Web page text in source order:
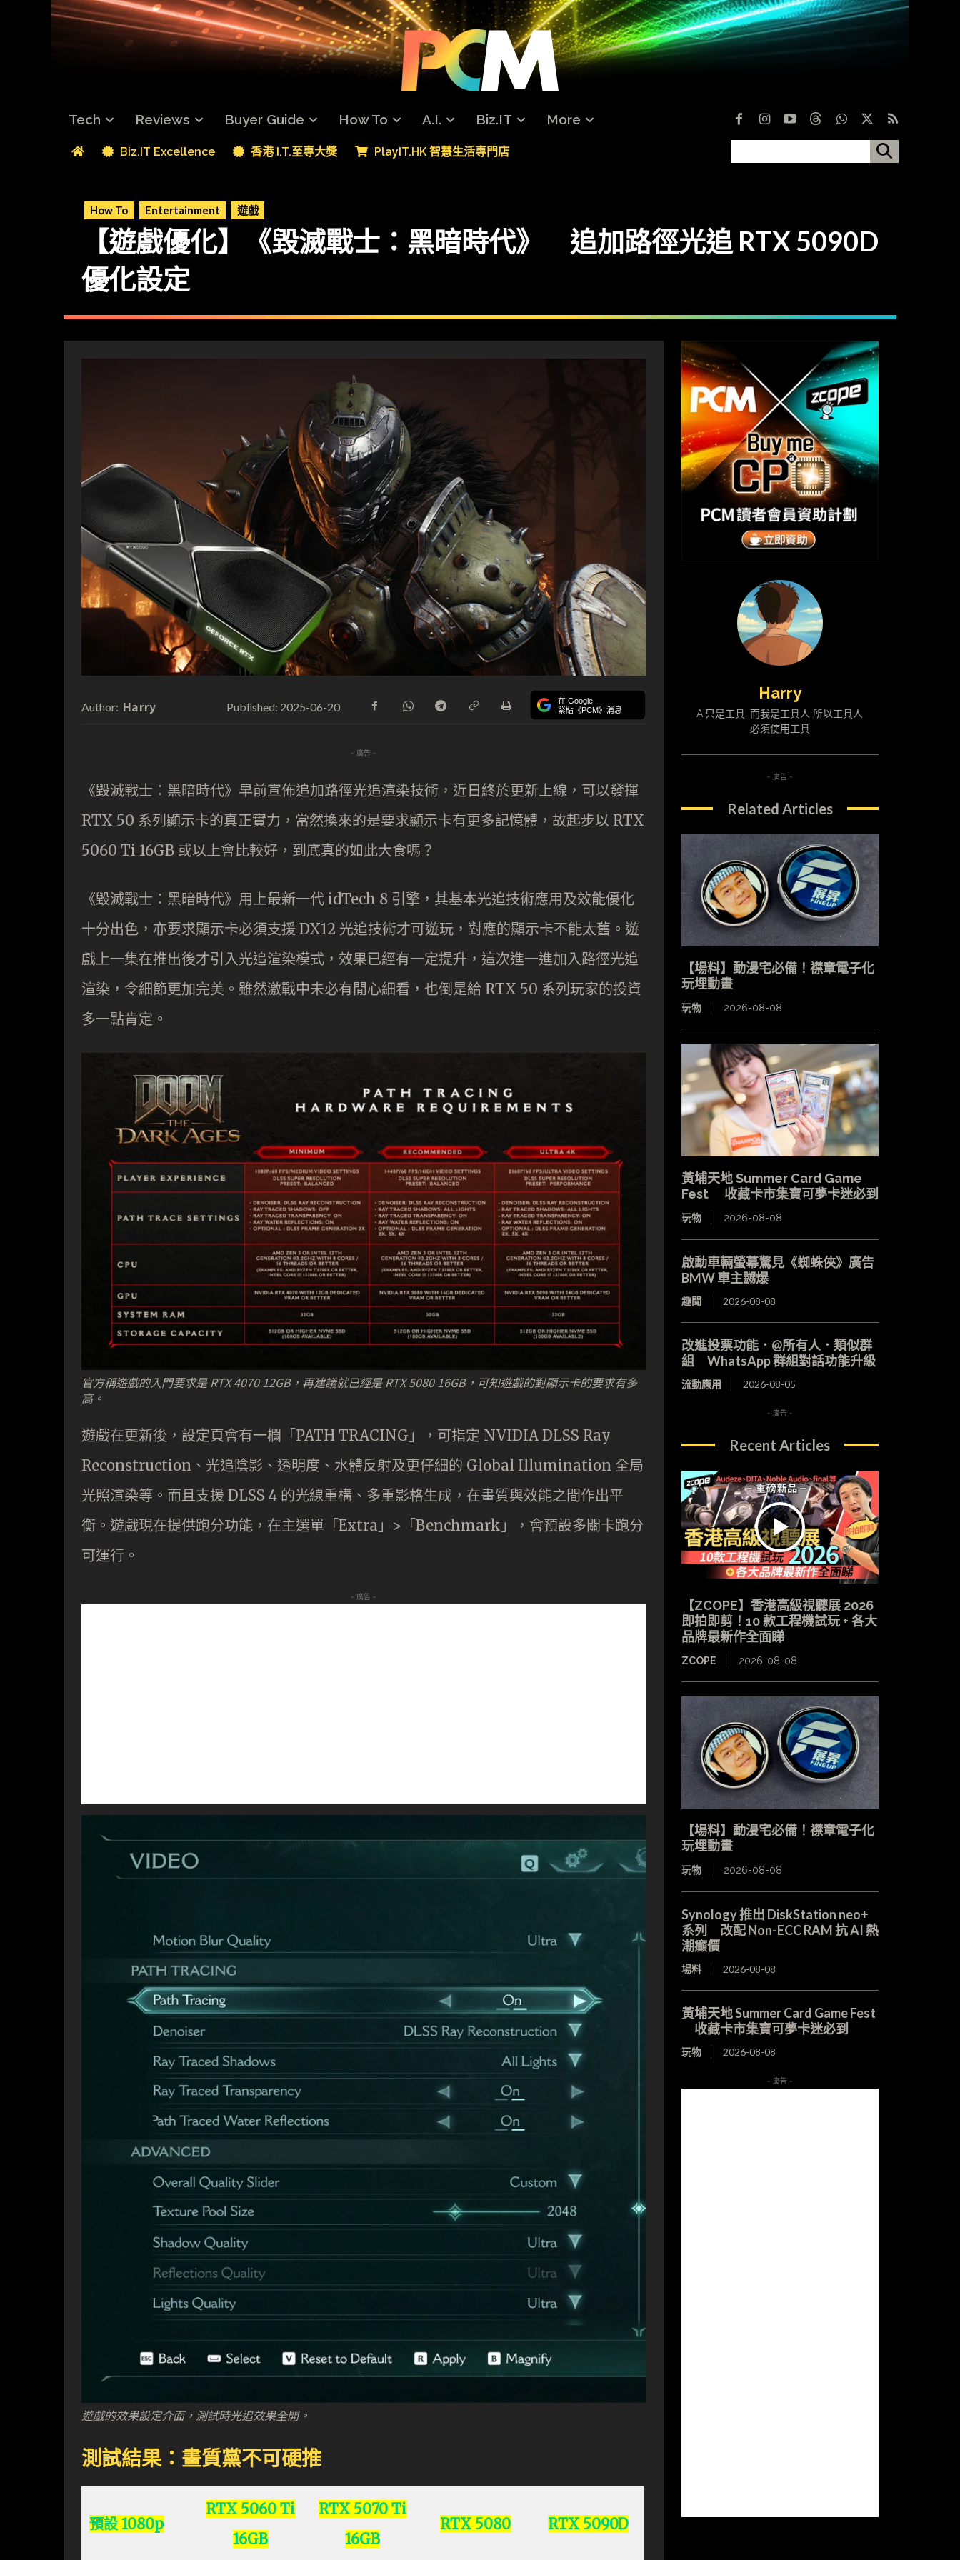
Tech Reviews Buyer Guide How To A.I. Biz.IT More
Biz.IT Excellence 香港 I.T.至專大獎 PlayIT.HK 智慧生活專門店
How To Entertainment 遊戲
【遊戲優化】《毀滅戰士：黑暗時代》 追加路徑光追 RTX 5090D
優化設定
Author: Harry Published: 2025-06-20 在 Google
緊貼《PCM》消息
- 廣告 -
《毀滅戰士：黑暗時代》早前宣佈追加路徑光追渲染技術，近日終於更新上線，可以發揮
RTX 50 系列顯示卡的真正實力，當然換來的是要求顯示卡有更多記憶體，故起步以 RTX
5060 Ti 16GB 或以上會比較好，到底真的如此大食嗎？
《毀滅戰士：黑暗時代》用上最新一代 idTech 8 引擎，其基本光追技術應用及效能優化
十分出色，亦要求顯示卡必須支援 DX12 光追技術才可遊玩，對應的顯示卡不能太舊。遊
戲上一集在推出後才引入光追渲染模式，效果已經有一定提升，這次進一進加入路徑光追
渲染，令細節更加完美。雖然激戰中未必有閒心細看，也倒是給 RTX 50 系列玩家的投資
多一點肯定。
官方稱遊戲的入門要求是 RTX 4070 12GB，再建議就已經是 RTX 5080 16GB，可知遊戲的對顯示卡的要求有多
高。
遊戲在更新後，設定頁會有一欄「PATH TRACING」，可指定 NVIDIA DLSS Ray
Reconstruction、光追陰影、透明度、水體反射及更仔細的 Global Illumination 全局
光照渲染等。而且支援 DLSS 4 的光線重構、多重影格生成，在畫質與效能之間作出平
衡。遊戲現在提供跑分功能，在主選單「Extra」>「Benchmark」，會預設多關卡跑分
可運行。
- 廣告 -
遊戲的效果設定介面，測試時光追效果全開。
測試結果：畫質黨不可硬推
預設 1080p
RTX 5060 Ti
16GB
RTX 5070 Ti
16GB
RTX 5080 RTX 5090D
Harry
AI只是工具, 而我是工具人 所以工具人
必須使用工具
- 廣告 -
Related Articles
【場料】動漫宅必備！襟章電子化
玩埋動畫
玩物 2026-08-08
黃埔天地 Summer Card Game
Fest 收藏卡市集寶可夢卡迷必到
玩物 2026-08-08
啟動車輛螢幕驚見《蜘蛛俠》廣告
BMW 車主嬲爆
趣聞 2026-08-08
改進投票功能．@所有人．類似群
組 WhatsApp 群組對話功能升級
流動應用 2026-08-05
- 廣告 -
Recent Articles
【ZCOPE】香港高級視聽展 2026
即拍即剪！10 款工程機試玩 + 各大
品牌最新作全面睇
ZCOPE 2026-08-08
【場料】動漫宅必備！襟章電子化
玩埋動畫
玩物 2026-08-08
Synology 推出 DiskStation neo+
系列 改配 Non-ECC RAM 抗 AI 熱
潮癲價
場料 2026-08-08
黃埔天地 Summer Card Game Fest
收藏卡市集寶可夢卡迷必到
玩物 2026-08-08
- 廣告 -